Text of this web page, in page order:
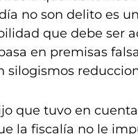
no son delito es
que debe ser
en premisas
silogismos
que tuvo en
la fiscalía no le